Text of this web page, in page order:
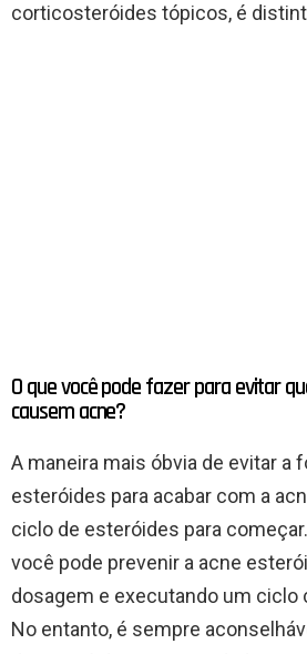
corticosteróides tópicos, é
O que você pode fazer para evitar
causem acne?
A maneira mais óbvia de evitar a
esteróides para acabar com a
ciclo de esteróides para
você pode prevenir a acne
dosagem e executando um ciclo
No entanto, é sempre